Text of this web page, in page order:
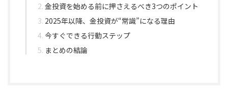
金投資を始める前に押さえるべき3つのポイント
2025年以降、金投資が“常識”になる理由
今すぐできる行動ステップ
まとめの結論